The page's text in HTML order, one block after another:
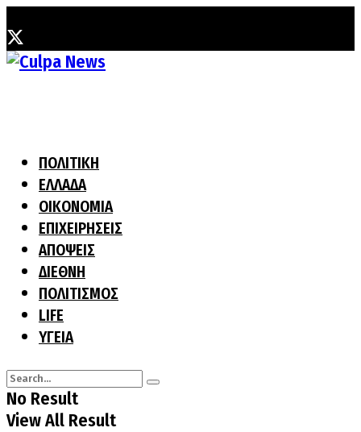
ΠΟΛΙΤΙΚΗ
ΕΛΛΑΔΑ
ΟΙΚΟΝΟΜΙΑ
ΕΠΙΧΕΙΡΗΣΕΙΣ
ΑΠΟΨΕΙΣ
ΔΙΕΘΝΗ
ΠΟΛΙΤΙΣΜΟΣ
LIFE
ΥΓΕΙΑ
No Result
View All Result